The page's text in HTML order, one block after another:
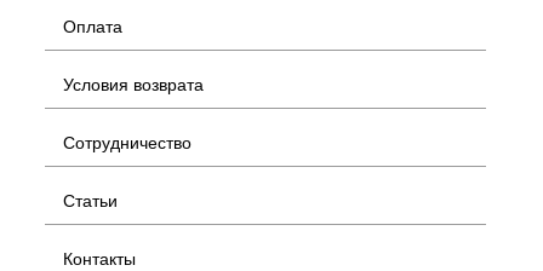
Оплата
Условия возврата
Сотрудничество
Статьи
Контакты